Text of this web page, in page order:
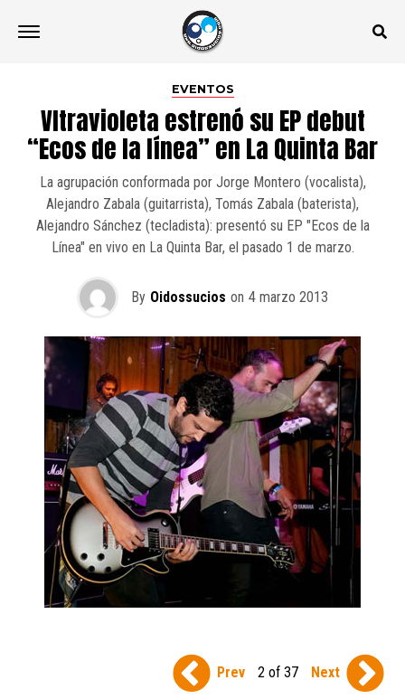
EVENTOS
Vltravioleta estrenó su EP debut
“Ecos de la línea” en La Quinta Bar
La agrupación conformada por Jorge Montero (vocalista),
Alejandro Zabala (guitarrista), Tomás Zabala (baterista),
Alejandro Sánchez (tecladista): presentó su EP "Ecos de la
Línea" en vivo en La Quinta Bar, el pasado 1 de marzo.
By Oidossucios on 4 marzo 2013
Prev 2 of 37 Next